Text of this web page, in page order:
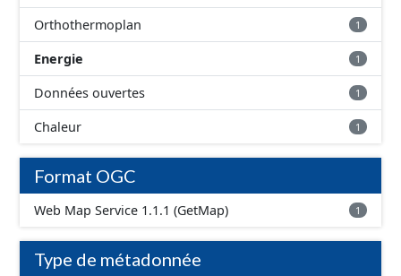
Orthothermoplan 1
Energie 1
Données ouvertes 1
Chaleur 1
Format OGC
Web Map Service 1.1.1 (GetMap) 1
Type de métadonnée